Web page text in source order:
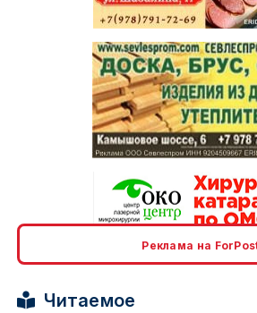
Реклама на
Читаемое